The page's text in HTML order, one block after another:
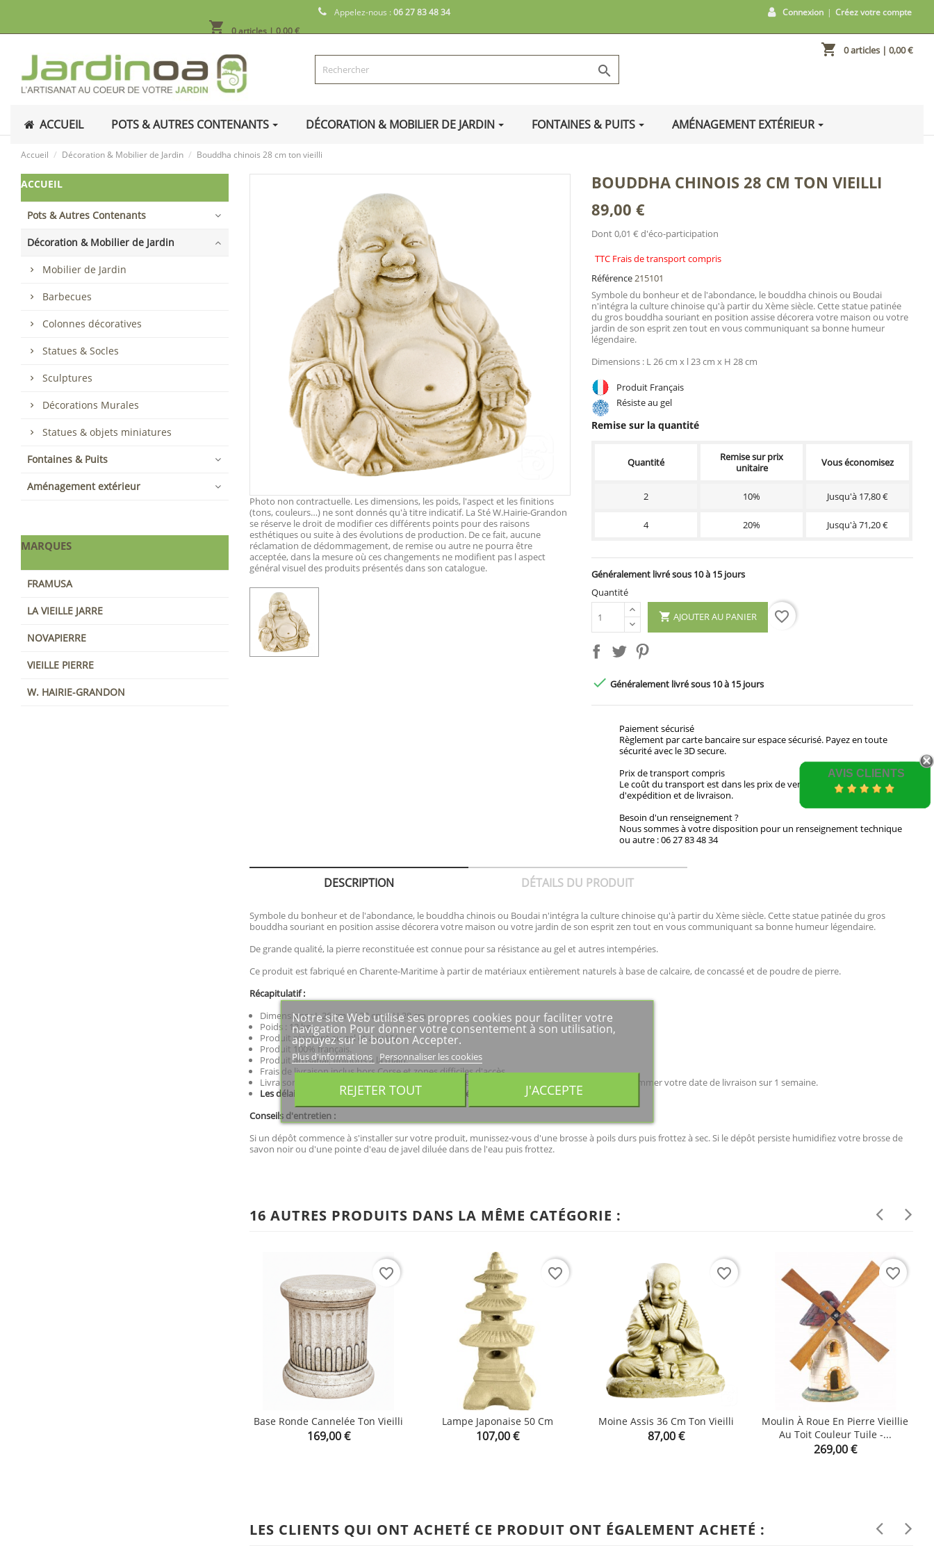
Appelez-nous :06 27 83 48 34 Connexion | Créez votre compte
shopping_cart 0 articles| 0,00 €

shopping_cart 0 articles| 0,00 €
ACCUEIL POTS & AUTRES CONTENANTS DÉCORATION & MOBILIER DE JARDIN FONTAINES & PUITS AMÉNAGEMENT EXTÉRIEUR
Accueil Décoration & Mobilier de Jardin Bouddha chinois 28 cm ton vieilli
ACCUEIL
Pots & Autres Contenants
Décoration & Mobilier de Jardin
Mobilier de Jardin
Barbecues
Colonnes décoratives
Statues & Socles
Sculptures
Décorations Murales
Statues & objets miniatures
Fontaines & Puits
Aménagement extérieur
MARQUES
FRAMUSA
LA VIEILLE JARRE
NOVAPIERRE
VIEILLE PIERRE
W. HAIRIE-GRANDON
Photo non contractuelle. Les dimensions, les poids, l'aspect et les finitions
(tons, couleurs…) ne sont donnés qu'à titre indicatif. La Sté W.Hairie-Grandon
se réserve le droit de modifier ces différents points pour des raisons
esthétiques ou suite à des évolutions de production. De ce fait, aucune
réclamation de dédommagement, de remise ou autre ne pourra être
acceptée, dans la mesure où ces changements ne modifient pas l aspect
général visuel des produits présentés dans son catalogue.
BOUDDHA CHINOIS 28 CM TON VIEILLI
89,00 €
Dont 0,01 € d'éco-participation
TTC Frais de transport compris
Référence215101
Symbole du bonheur et de l'abondance, le bouddha chinois ou Boudai
n'intégra la culture chinoise qu'à partir du Xème siècle. Cette statue patinée
du gros bouddha souriant en position assise décorera votre maison ou votre
jardin de son esprit zen tout en vous communiquant sa bonne humeur
légendaire.
Dimensions : L 26 cm x l 23 cm x H 28 cm
Produit Français
Résiste au gel
Remise sur la quantité
Quantité
Remise sur prix
unitaire
Vous économisez
2 10% Jusqu'à 17,80 €
4 20% Jusqu'à 71,20 €
Généralement livré sous 10 à 15 jours
Quantité
 AJOUTER AU PANIER favorite_border
 Généralement livré sous 10 à 15 jours
Paiement sécurisé
Règlement par carte bancaire sur espace sécurisé. Payez en toute
sécurité avec le 3D secure.
Prix de transport compris
Le coût du transport est dans les prix de vente. Voir les modalités
d'expédition et de livraison.
Besoin d'un renseignement ?
Nous sommes à votre disposition pour un renseignement technique
ou autre : 06 27 83 48 34
DESCRIPTION DÉTAILS DU PRODUIT
Symbole du bonheur et de l'abondance, le bouddha chinois ou Boudai n'intégra la culture chinoise qu'à partir du Xème siècle. Cette statue patinée du gros
bouddha souriant en position assise décorera votre maison ou votre jardin de son esprit zen tout en vous communiquant sa bonne humeur légendaire.
De grande qualité, la pierre reconstituée est connue pour sa résistance au gel et autres intempéries.
Ce produit est fabriqué en Charente-Maritime à partir de matériaux entièrement naturels à base de calcaire, de concassé et de poudre de pierre.
Récapitulatif :
Dimensions : L 26 cm x l 23 cm x H 28 cm
Poids : 13 kg.
Produit résistant au gel et aux UV
Produit 100% français.
Produit artisanal, finitions à la main.
Frais de livraison inclus hors Corse et zones difficiles d'accès.
Livraison moyenne sous 10 à 15 jours ouvrés. Vous aurez par la suite la possibilité de programmer votre date de livraison sur 1 semaine.
Les délais peuvent varier en fonction de la quantité commandée.
Conseils d'entretien :
Si un dépôt commence à s'installer sur votre produit, munissez-vous d'une brosse à poils durs puis frottez à sec. Si le dépôt persiste humidifiez votre brosse de
savon noir ou d'une pointe d'eau de javel diluée dans de l'eau puis frottez.
16 AUTRES PRODUITS DANS LA MÊME CATÉGORIE :
Base Ronde Cannelée Ton Vieilli
Prix
169,00 €

favorite_border
Lampe Japonaise 50 Cm
Prix
107,00 €

favorite_border
Moine Assis 36 Cm Ton Vieilli
Prix
87,00 €

favorite_border
Moulin À Roue En Pierre Vieillie
Au Toit Couleur Tuile -...
Prix
269,00 €
shopping_cart 
favorite_border
LES CLIENTS QUI ONT ACHETÉ CE PRODUIT ONT ÉGALEMENT ACHETÉ :
AVIS CLIENTS
Notre site Web utilise ses propres cookies pour faciliter votre
navigation Pour donner votre consentement à son utilisation,
appuyez sur le bouton Accepter.
Plus d'informations Personnaliser les cookies
REJETER TOUT J'ACCEPTE